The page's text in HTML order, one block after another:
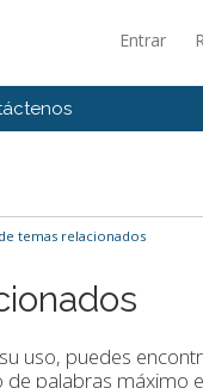
Entrar
temas relacionados
uso, puedes
palabras máximo